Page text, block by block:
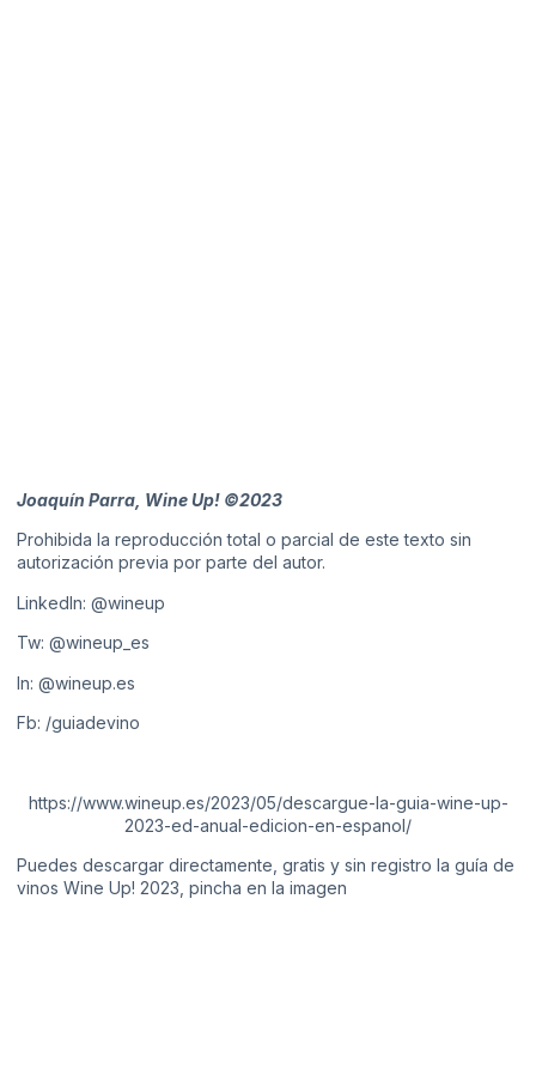
Joaquín Parra, Wine Up! ©2023
Prohibida la reproducción total o parcial de este texto sin
autorización previa por parte del autor.
LinkedIn: @wineup
Tw: @wineup_es
In: @wineup.es
Fb: /guiadevino
https://www.wineup.es/2023/05/descargue-la-guia-wine-up-
2023-ed-anual-edicion-en-espanol/
Puedes descargar directamente, gratis y sin registro la guía de
vinos Wine Up! 2023, pincha en la imagen